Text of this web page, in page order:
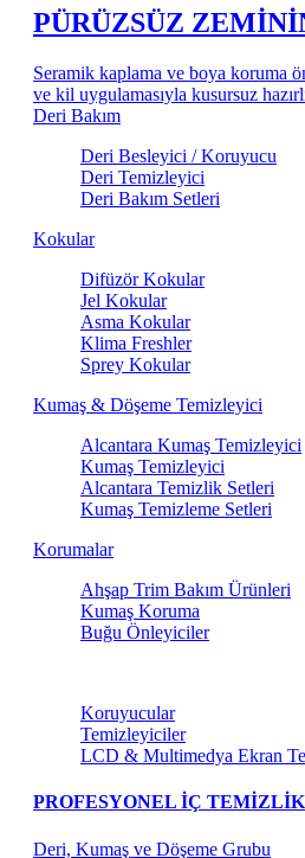
PÜRÜZSÜZ
Seramik kaplama ve boya koruma
ve kil uygulamasıyla kusursuz
Deri Bakım
Deri Besleyici / Koruyucu
Deri Temizleyici
Deri Bakım Setleri
Kokular
Difüzör Kokular
Jel Kokular
Asma Kokular
Klima Freshler
Sprey Kokular
Kumaş & Döşeme Temizleyici
Alcantara Kumaş Temizleyici
Kumaş Temizleyici
Alcantara Temizlik Setleri
Kumaş Temizleme Setleri
Korumalar
Ahşap Trim Bakım Ürünleri
Kumaş Koruma
Buğu Önleyiciler
Koruyucular
Temizleyiciler
LCD & Multimedya Ekran
PROFESYONEL İÇ
Deri, Kumaş ve Döşeme Grubu